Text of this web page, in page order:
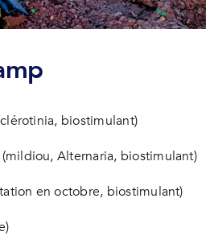
biostimulant)
Alternaria, biostimulant)
en octobre, biostimulant)